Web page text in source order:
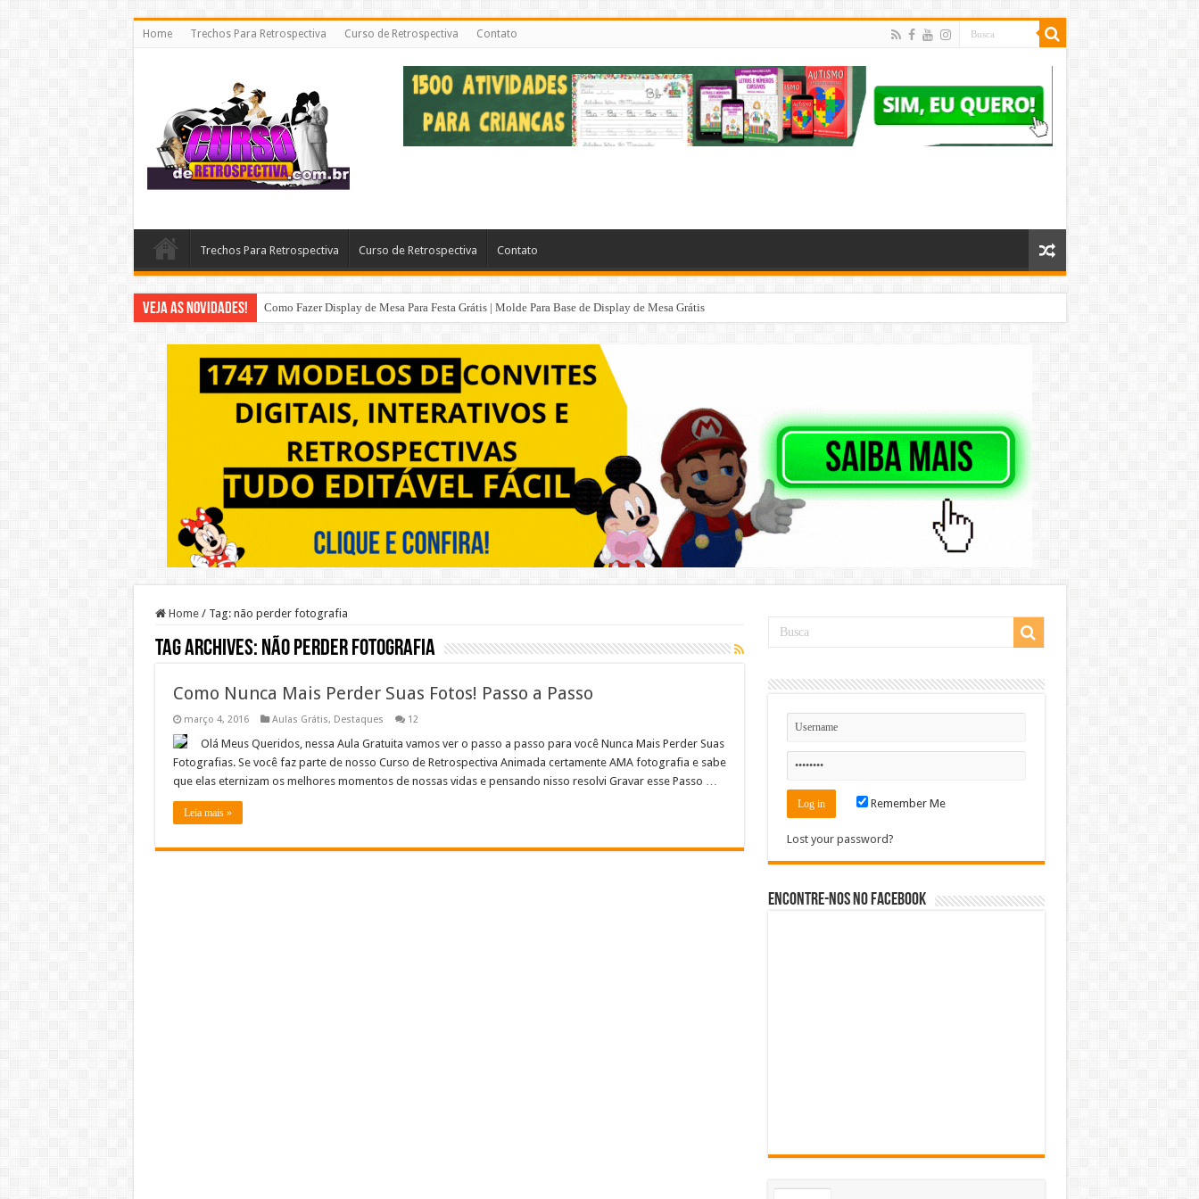
Home Trechos Para Retrospectiva Curso de Retrospectiva Contato
Trechos Para Retrospectiva Curso de Retrospectiva Contato
Veja as Novidades! Como Fazer Display de Mesa Para Festa Grátis | Molde Para Base de Display de Mesa Grátis
Home / Tag: não perder fotografia
Tag Archives: não perder fotografia
Como Nunca Mais Perder Suas Fotos! Passo a Passo
março 4, 2016 Aulas Grátis, Destaques 12
Olá Meus Queridos, nessa Aula Gratuita vamos ver o passo a passo para você Nunca Mais Perder Suas
Fotografias. Se você faz parte de nosso Curso de Retrospectiva Animada certamente AMA fotografia e sabe
que elas eternizam os melhores momentos de nossas vidas e pensando nisso resolvi Gravar esse Passo …
Leia mais »
Remember Me
Lost your password?
Encontre-nos no Facebook